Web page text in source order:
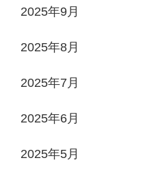
2025年9月
2025年8月
2025年7月
2025年6月
2025年5月